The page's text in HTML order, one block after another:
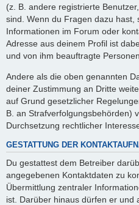
(z. B. andere registrierte
sind. Wenn du Fragen dazu hast,
Informationen im Forum oder
Adresse aus deinem Profil ist
und von ihm beauftragte
Andere als die oben genannten
deiner Zustimmung an Dritte
auf Grund gesetzlicher
B. an Strafverfolgungsbehörden)
Durchsetzung rechtlicher
GESTATTUNG DER
Du gestattest dem Betreiber
angegebenen Kontaktdaten zu
Übermittlung zentraler
ist. Darüber hinaus dürfen er und